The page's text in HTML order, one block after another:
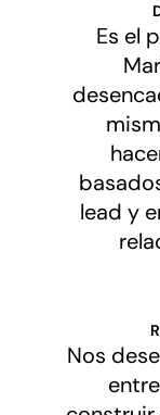
Es el
lead y
Nos